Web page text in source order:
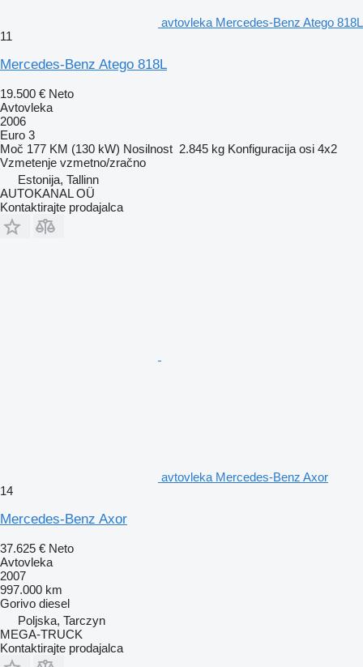
avtovleka Mercedes-Benz Atego 818L
11
Mercedes-Benz Atego 818L
19.500 € Neto
Avtovleka
2006
Euro 3
Moč 177 KM (130 kW) Nosilnost 2.845 kg Konfiguracija osi 4x2
Vzmetenje vzmetno/zračno
Estonija, Tallinn
AUTOKANAL OÜ
Kontaktirajte prodajalca
avtovleka Mercedes-Benz Axor
14
Mercedes-Benz Axor
37.625 € Neto
Avtovleka
2007
997.000 km
Gorivo diesel
Poljska, Tarczyn
MEGA-TRUCK
Kontaktirajte prodajalca